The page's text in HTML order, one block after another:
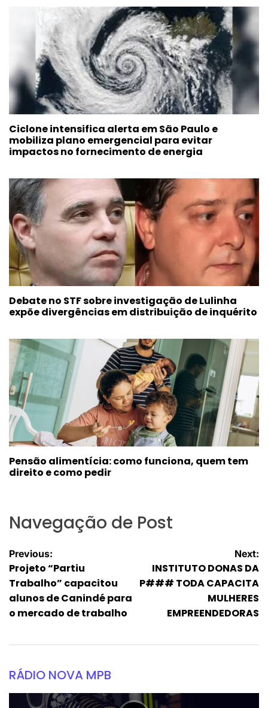
Ciclone intensifica alerta em São Paulo e
mobiliza plano emergencial para evitar
impactos no fornecimento de energia
Debate no STF sobre investigação de Lulinha
expõe divergências em distribuição de inquérito
Pensão alimentícia: como funciona, quem tem
direito e como pedir
Navegação de Post
Previous:
Projeto “Partiu
Trabalho” capacitou
alunos de Canindé para
o mercado de trabalho
Next:
INSTITUTO DONAS DA
P### TODA CAPACITA
MULHERES
EMPREENDEDORAS
RÁDIO NOVA MPB